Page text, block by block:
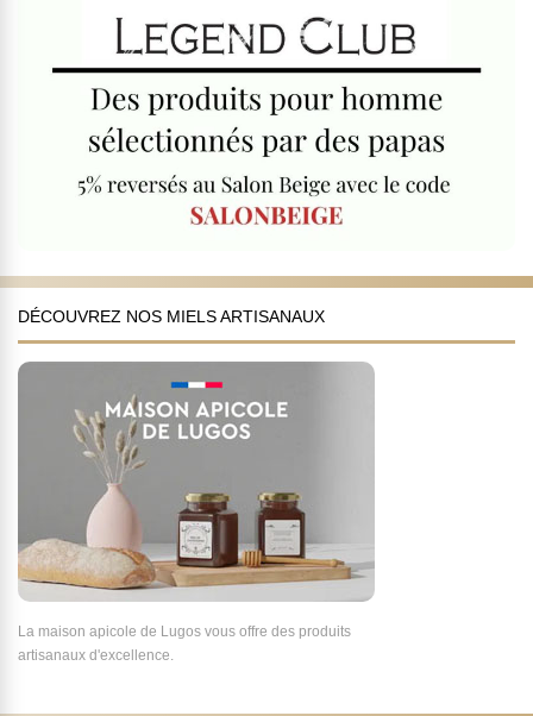
DÉCOUVREZ NOS MIELS ARTISANAUX
La maison apicole de Lugos vous offre des produits
artisanaux d'excellence.